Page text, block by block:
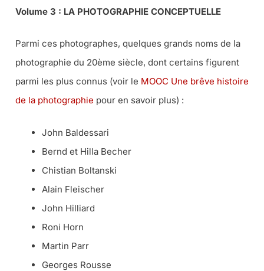
Volume 3 : LA PHOTOGRAPHIE CONCEPTUELLE
Parmi ces photographes, quelques grands noms de la
photographie du 20ème siècle, dont certains figurent
parmi les plus connus (voir le MOOC Une brêve histoire
de la photographie pour en savoir plus) :
John Baldessari
Bernd et Hilla Becher
Chistian Boltanski
Alain Fleischer
John Hilliard
Roni Horn
Martin Parr
Georges Rousse